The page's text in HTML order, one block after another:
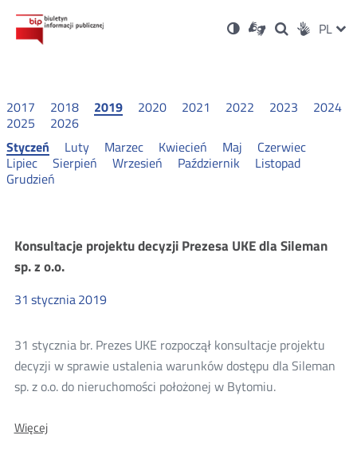
Ustawienia
Wersja
kontrastowa
Dla
niesłyszących
OtwórzOtwórz
w
Otwórz
w
Social PL
2017 2018 2019 2020 2021 2022 2023
2024
2025
2026
Styczeń
Luty Marzec Kwiecień Maj
Czerwiec
Lipiec
Sierpień Wrzesień Październik
Listopad
Grudzień
Konsultacje
konsultacji
2019
Konsultacje projektu decyzji Prezesa UKE dla Sileman
sp. z o.o.
31 stycznia2019
31 stycznia br. Prezes UKE rozpoczął konsultacje projektu
decyzji w sprawie ustalenia warunków dostępu dla Sileman
sp. z o.o. do nieruchomości położonej w Bytomiu.
WięcejO: